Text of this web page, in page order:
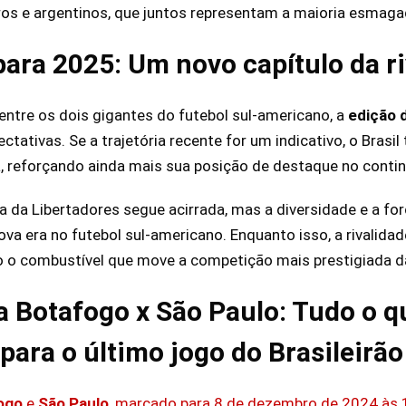
e argentinos, que juntos representam a maioria
2025: Um novo capítulo da
os dois gigantes do futebol sul-americano, a edição
Se a trajetória recente for um indicativo, o Brasil
reforçando ainda mais sua posição de destaque no
da Libertadores segue acirrada, mas a diversidade e a
era no futebol sul-americano. Enquanto isso, a
combustível que move a competição mais prestigiada
Botafogo x São Paulo: Tudo o
o último jogo do